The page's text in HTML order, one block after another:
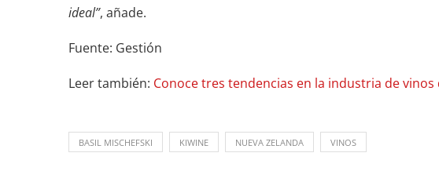
ideal”, añade.
Fuente: Gestión
Leer también: Conoce tres tendencias en la industria de vinos
BASIL MISCHEFSKI KIWINE NUEVA ZELANDA VINOS